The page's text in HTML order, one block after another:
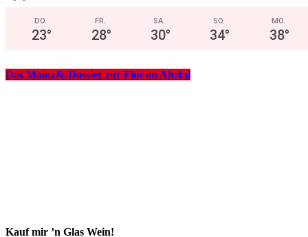
DO.
23°
FR.
28°
SA.
30°
SO.
34°
MO.
38°
Das Mainz&-Dossier zur Flut im Ahrtal
Kauf mir ’n Glas Wein!